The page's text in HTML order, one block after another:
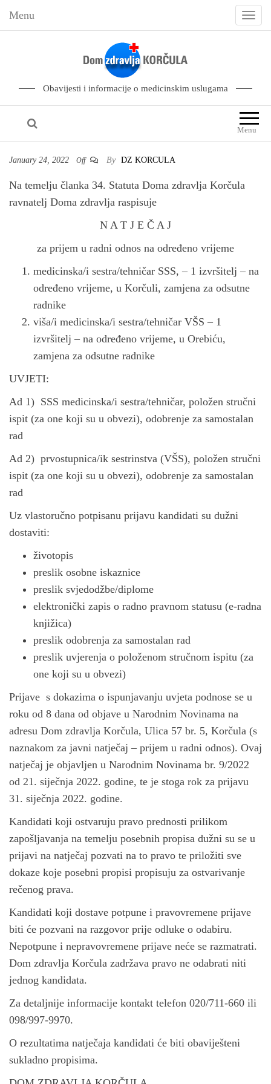
Menu
T
l
e
n
n
Obavijesti i informacije o medicinskim uslugama
Menu
January 24, 2022 Off By DZ KORCULA
Na temelju članka 34. Statuta Doma zdravlja Korčula
ravnatelj Doma zdravlja raspisuje
N A T J E Č A J
za prijem u radni odnos na određeno vrijeme
medicinska/i sestra/tehničar SSS, – 1 izvršitelj – na
određeno vrijeme, u Korčuli, zamjena za odsutne
radnike
viša/i medicinska/i sestra/tehničar VŠS – 1
izvršitelj – na određeno vrijeme, u Orebiću,
zamjena za odsutne radnike
UVJETI:
Ad 1) SSS medicinska/i sestra/tehničar, položen stručni
ispit (za one koji su u obvezi), odobrenje za samostalan
rad
Ad 2) prvostupnica/ik sestrinstva (VŠS), položen stručni
ispit (za one koji su u obvezi), odobrenje za samostalan
rad
Uz vlastoručno potpisanu prijavu kandidati su dužni
dostaviti:
životopis
preslik osobne iskaznice
preslik svjedodžbe/diplome
elektronički zapis o radno pravnom statusu (e-radna
knjižica)
preslik odobrenja za samostalan rad
preslik uvjerenja o položenom stručnom ispitu (za
one koji su u obvezi)
Prijave s dokazima o ispunjavanju uvjeta podnose se u
roku od 8 dana od objave u Narodnim Novinama na
adresu Dom zdravlja Korčula, Ulica 57 br. 5, Korčula (s
naznakom za javni natječaj – prijem u radni odnos). Ovaj
natječaj je objavljen u Narodnim Novinama br. 9/2022
od 21. siječnja 2022. godine, te je stoga rok za prijavu
31. siječnja 2022. godine.
Kandidati koji ostvaruju pravo prednosti prilikom
zapošljavanja na temelju posebnih propisa dužni su se u
prijavi na natječaj pozvati na to pravo te priložiti sve
dokaze koje posebni propisi propisuju za ostvarivanje
rečenog prava.
Kandidati koji dostave potpune i pravovremene prijave
biti će pozvani na razgovor prije odluke o odabiru.
Nepotpune i nepravovremene prijave neće se razmatrati.
Dom zdravlja Korčula zadržava pravo ne odabrati niti
jednog kandidata.
Za detaljnije informacije kontakt telefon 020/711-660 ili
098/997-9970.
O rezultatima natječaja kandidati će biti obaviješteni
sukladno propisima.